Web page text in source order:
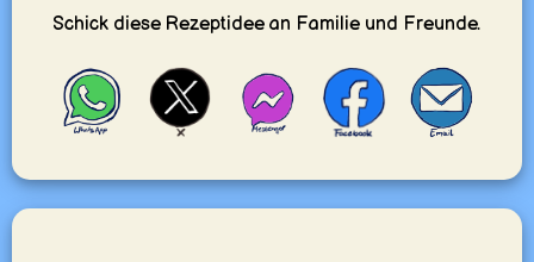
Schick diese Rezeptidee an Familie und Freunde.